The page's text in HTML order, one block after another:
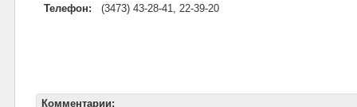
Телефон:
(3473) 43-28-41, 22-39-20
Комментарии: